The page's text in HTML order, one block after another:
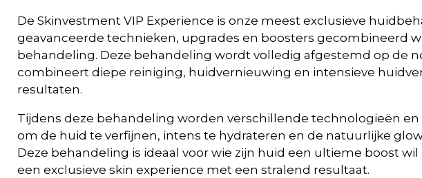
De Skinvestment VIP Experience is onze meest exclusieve
geavanceerde technieken, upgrades en boosters gecombineerd
behandeling. Deze behandeling wordt volledig afgestemd op de
combineert diepe reiniging, huidvernieuwing en intensieve
resultaten.
Tijdens deze behandeling worden verschillende technologieën
om de huid te verfijnen, intens te hydrateren en de natuurlijke
Deze behandeling is ideaal voor wie zijn huid een ultieme boost
een exclusieve skin experience met een stralend resultaat.